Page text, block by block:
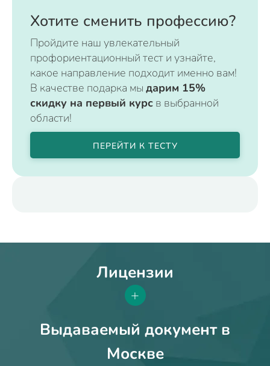
Хотите сменить профессию?
Пройдите наш увлекательный
профориентационный тест и узнайте,
какое направление подходит именно вам!
В качестве подарка мы дарим 15%
скидку на первый курс в выбранной
области!
ПЕРЕЙТИ К ТЕСТУ
Лицензии
+
Выдаваемый документ в
Москве